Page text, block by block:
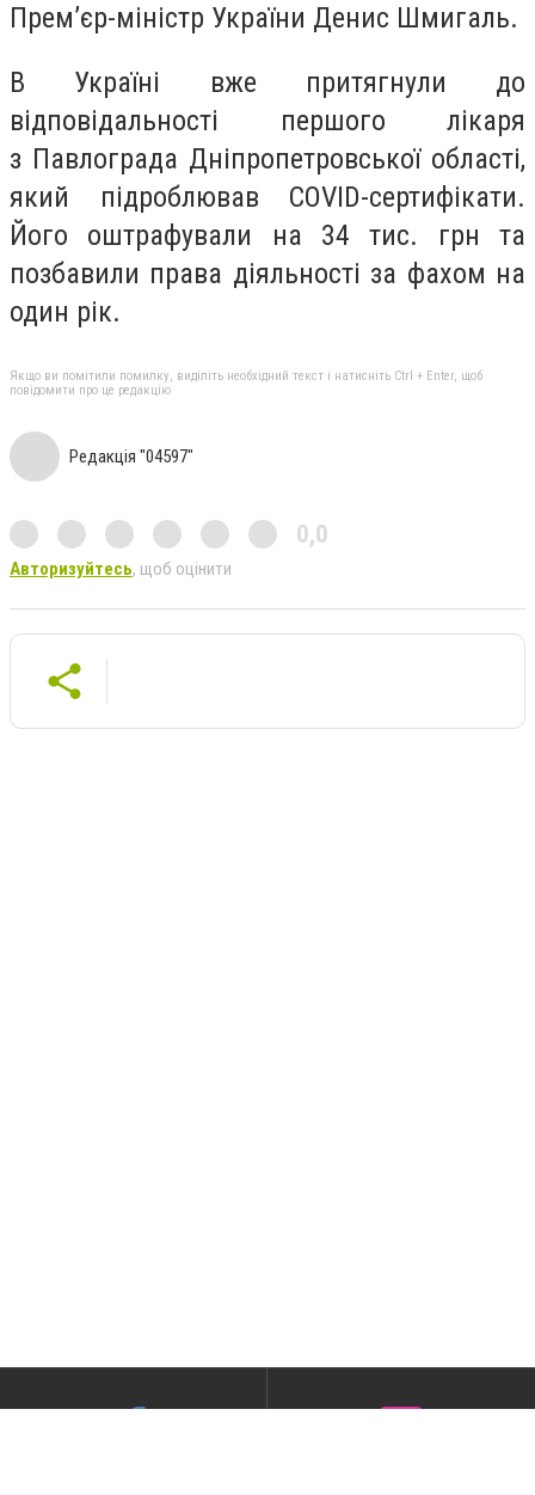
Прем’єр-міністр України Денис Шмигаль.
В Україні вже притягнули до
відповідальності першого лікаря
з Павлограда Дніпропетровської області,
який підроблював COVID-сертифікати.
Його оштрафували на 34 тис. грн та
позбавили права діяльності за фахом на
один рік.
Якщо ви помітили помилку, виділіть необхідний текст і натисніть Ctrl + Enter, щоб
повідомити про це редакцію
Редакція "04597"
0,0
Авторизуйтесь, щоб оцінити